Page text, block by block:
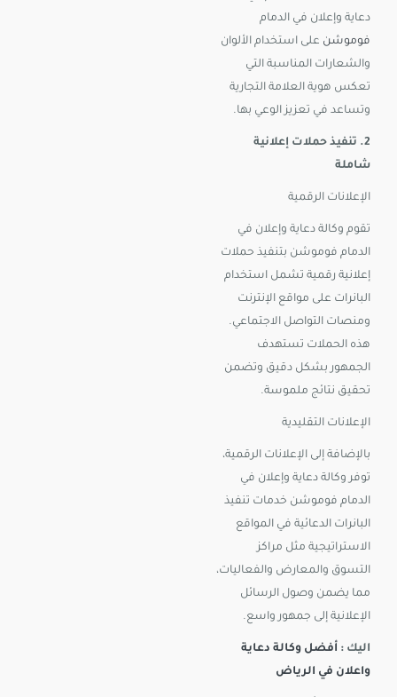
دعاية وإعلان في الدمام
فوموشن على استخدام الألوان
والشعارات المناسبة التي
تعكس هوية العلامة التجارية
وتساعد في تعزيز الوعي بها.
2. تنفيذ حملات إعلانية
شاملة
الإعلانات الرقمية
تقوم وكالة دعاية وإعلان في
الدمام فوموشن بتنفيذ حملات
إعلانية رقمية تشمل استخدام
البانرات على مواقع الإنترنت
ومنصات التواصل الاجتماعي.
هذه الحملات تستهدف
الجمهور بشكل دقيق وتضمن
تحقيق نتائج ملموسة.
الإعلانات التقليدية
بالإضافة إلى الإعلانات الرقمية،
توفر وكالة دعاية وإعلان في
الدمام فوموشن خدمات تنفيذ
البانرات الدعائية في المواقع
الاستراتيجية مثل مراكز
التسوق والمعارض والفعاليات،
مما يضمن وصول الرسائل
الإعلانية إلى جمهور واسع.
اليك : أفضل وكالة دعاية
واعلان في الرياض